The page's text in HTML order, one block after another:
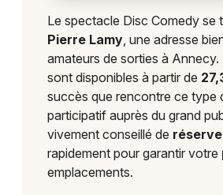
Le spectacle Disc Comedy se
Pierre Lamy, une adresse
amateurs de sorties à Annecy.
sont disponibles à partir de
succès que rencontre ce type
participatif auprès du grand
vivement conseillé de
rapidement pour garantir votre
emplacements.